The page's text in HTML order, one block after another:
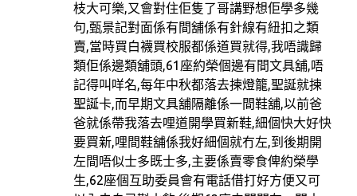
枝大可樂,又會對住佢隻了哥講野想佢學多幾
句,甄景記對面係有間舖係有針線有紐扣之類
賣,當時買白襪買校服都係道買就得,我唔識歸
類佢係邊類舖頭,61座約榮個邊有間文具舖,唔
記得叫咩名,每年中秋都落去揀燈籠,聖誕就揀
聖誕卡,而早期文具舖隔離係一間鞋舖,以前爸
爸就係帶我落去哩道開學買新鞋,細個快大好快
要買新,哩間鞋舖係我好細個就冇左,到後期開
左間唔似士多既士多,主要係賣零食俾約榮學
生,62座個互助委員會有電話借打好方便又可